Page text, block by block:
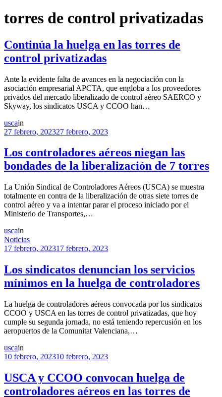
torres de control privatizadas
Continúa la huelga en las torres de
control privatizadas
Ante la evidente falta de avances en la negociación con la
asociación empresarial APCTA, que engloba a los proveedores
privados del mercado liberalizado de control aéreo SAERCO y
Skyway, los sindicatos USCA y CCOO han…
uscain
27 febrero, 202327 febrero, 2023
Los controladores aéreos niegan las
bondades de la liberalización de 7 torres
La Unión Sindical de Controladores Aéreos (USCA) se muestra
totalmente en contra de la liberalización de otras siete torres de
control aéreo y va a intentar parar el proceso iniciado por el
Ministerio de Transportes,…
uscain
Noticias
17 febrero, 202317 febrero, 2023
Los sindicatos denuncian los servicios
mínimos en la huelga de controladores
La huelga de controladores aéreos convocada por los sindicatos
CCOO y USCA en las torres de control privatizadas, que hoy
cumple su segunda jornada, no está teniendo repercusión en los
aeropuertos de la Comunitat Valenciana,…
uscain
10 febrero, 202310 febrero, 2023
USCA y CCOO convocan huelga de
controladores aéreos en las torres de